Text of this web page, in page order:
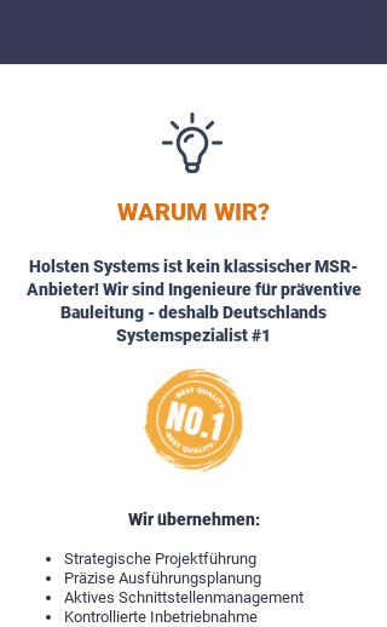
WARUM WIR?
Holsten Systems ist kein klassischer MSR-
Anbieter! Wir sind Ingenieure für präventive
Bauleitung - deshalb Deutschlands
Systemspezialist #1
Wir übernehmen:
Strategische Projektführung
Präzise Ausführungsplanung
Aktives Schnittstellenmanagement
Kontrollierte Inbetriebnahme